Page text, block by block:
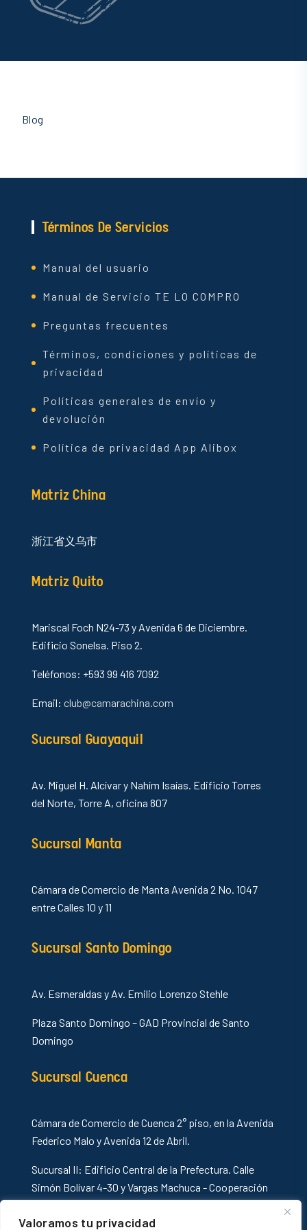
Valoramos tu privacidad
Blog
Términos De Servicios
Manual del usuario
Manual de Servicio TE LO COMPRO
Preguntas frecuentes
Términos, condiciones y políticas de
privacidad
Políticas generales de envío y
devolución
Política de privacidad App Alibox
Matriz China
浙江省义乌市
Matriz Quito
Mariscal Foch N24-73 y Avenida 6 de Diciembre.
Edificio Sonelsa. Piso 2.
Teléfonos: +593 99 416 7092
Email: club@camarachina.com
Sucursal Guayaquil
Av. Miguel H. Alcívar y Nahím Isaías. Edificio Torres
del Norte, Torre A, oficina 807
Sucursal Manta
Cámara de Comercio de Manta Avenida 2 No. 1047
entre Calles 10 y 11
Sucursal Santo Domingo
Av. Esmeraldas y Av. Emilio Lorenzo Stehle
Plaza Santo Domingo – GAD Provincial de Santo
Domingo
Sucursal Cuenca
Cámara de Comercio de Cuenca 2° piso, en la Avenida
Federico Malo y Avenida 12 de Abril.
Sucursal II: Edificio Central de la Prefectura. Calle
Simón Bolívar 4-30 y Vargas Machuca - Cooperación